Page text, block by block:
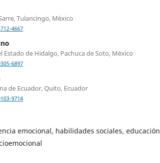
Tulancingo, México
4667
de Hidalgo, Pachuca de Soto, México
6897
de Ecuador, Quito, Ecuador
9714
emocional, habilidades sociales, educación